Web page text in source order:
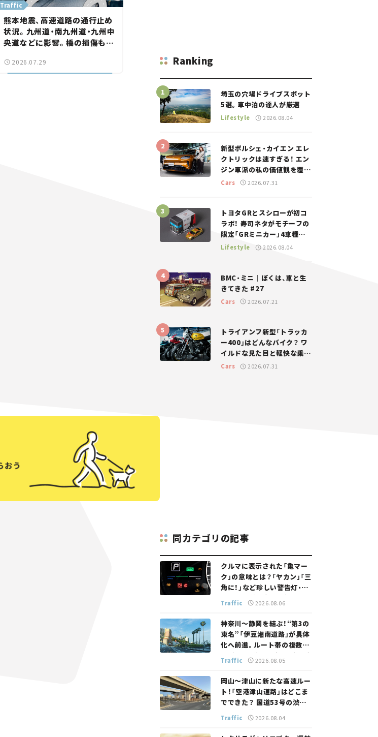
Traffic
熊本地震、高速道路の通行止め
状況。九州道・南九州道・九州中
央道などに影響。橋の損傷も確
2026.07.29 Ranking
埼玉の穴場ドライブスポット
5選。車中泊の達人が厳選
Lifestyle 2026.08.04
新型ポルシェ・カイエン エレ
クトリックは速すぎる！ エン
ジン車派の私の価値観を覆し
た、新しいポルシェの走り。
Cars 2026.07.31
トヨタGRとスシローが初コ
ラボ！ 寿司ネタがモチーフの
限定「GRミニカー」4車種が
登場。入手方法は？【クルマ
Lifestyle 2026.08.04
BMC・ミニ｜ぼくは、車と生
きてきた #27
Cars 2026.07.21
トライアンフ新型「トラッカ
ー400」はどんなバイク？ ワ
イルドな見た目と軽快な乗り
味を両立した400ccフラット
Cars 2026.07.31
同カテゴリの記事
クルマに表示された「亀マー
ク」の意味とは？「ヤカン」「三
角に！」など珍しい警告灯・表
示灯を解説。 意外と便利なマ
ークも【クルマの知識】
Traffic 2026.08.06
神奈川～静岡を結ぶ！“第3の
東名”「伊豆湘南道路」が具体
化へ前進。ルート帯の複数案
検討へ。熱海まで信号ゼロが
実現？ 【いま気になる道路計
画】
Traffic 2026.08.05
岡山～津山に新たな高速ルー
ト！「空港津山道路」はどこま
でできた？ 国道53号の渋滞
緩和に期待。岡山市側でも動
きが【いま気になる道路計画】
Traffic 2026.08.04